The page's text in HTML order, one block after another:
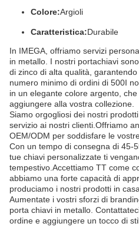
Colore:Argioli
Caratteristica:Durabile
In IMEGA, offriamo servizi
in metallo. I nostri portachiavi
di zinco di alta qualità,
numero minimo di ordini di 500I
in un elegante colore argento,
aggiungere alla vostra collezione.
Siamo orgogliosi dei nostri
servizio ai nostri clienti.Offriamo
OEM/ODM per soddisfare le
Con un tempo di consegna di 45-
tue chiavi personalizzate ti
tempestivo.Accettiamo TT come
abbiamo una forte capacità di
produciamo i nostri prodotti in
Aumentate i vostri sforzi di
porta chiavi in metallo.
ordine e aggiungere un tocco di